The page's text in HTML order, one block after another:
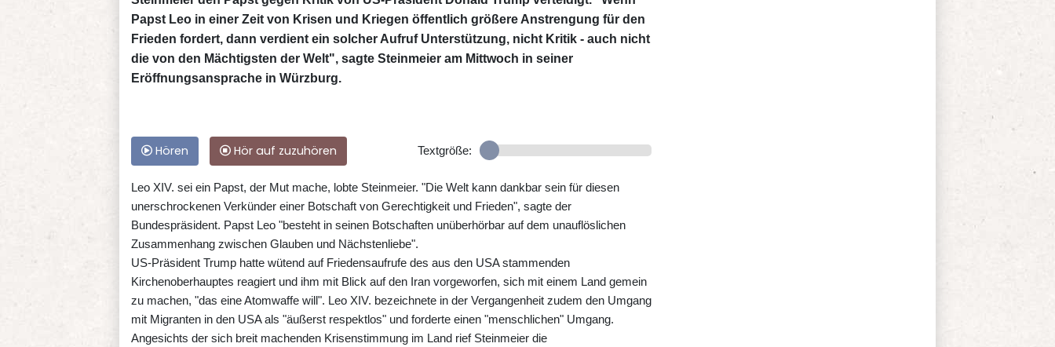
Papst Leo in einer Zeit von Krisen und Kriegen öffentlich größere Anstrengung für den
Frieden fordert, dann verdient ein solcher Aufruf Unterstützung, nicht Kritik - auch nicht
die von den Mächtigsten der Welt", sagte Steinmeier am Mittwoch in seiner
Eröffnungsansprache in Würzburg.
Hören Hör auf zuzuhören Textgröße:
Leo XIV. sei ein Papst, der Mut mache, lobte Steinmeier. "Die Welt kann dankbar sein für diesen
unerschrockenen Verkünder einer Botschaft von Gerechtigkeit und Frieden", sagte der
Bundespräsident. Papst Leo "besteht in seinen Botschaften unüberhörbar auf dem unauflöslichen
Zusammenhang zwischen Glauben und Nächstenliebe".
US-Präsident Trump hatte wütend auf Friedensaufrufe des aus den USA stammenden
Kirchenoberhauptes reagiert und ihm mit Blick auf den Iran vorgeworfen, sich mit einem Land gemein
zu machen, "das eine Atomwaffe will". Leo XIV. bezeichnete in der Vergangenheit zudem den Umgang
mit Migranten in den USA als "äußerst respektlos" und forderte einen "menschlichen" Umgang.
Angesichts der sich breit machenden Krisenstimmung im Land rief Steinmeier die